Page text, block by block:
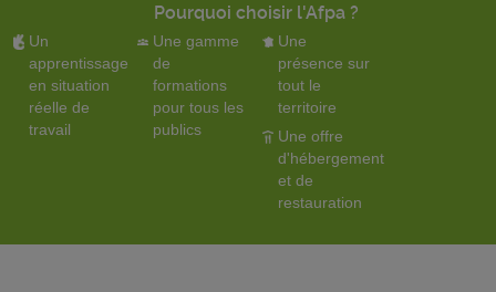
Pourquoi choisir l'Afpa ?
Un
apprentissage
en situation
réelle de
travail
Une gamme
de
formations
pour tous les
publics
Une
présence sur
tout le
territoire
Une offre
d'hébergement
et de
restauration